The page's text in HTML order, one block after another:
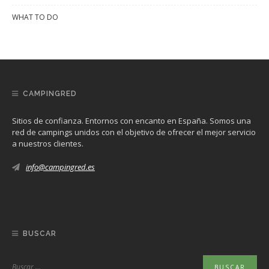
WHAT TO DO
CAMPINGRED
Sitios de confianza. Entornos con encanto en España. Somos una
red de campings unidos con el objetivo de ofrecer el mejor servicio
a nuestros clientes.
info@campingred.es
BUSCAR